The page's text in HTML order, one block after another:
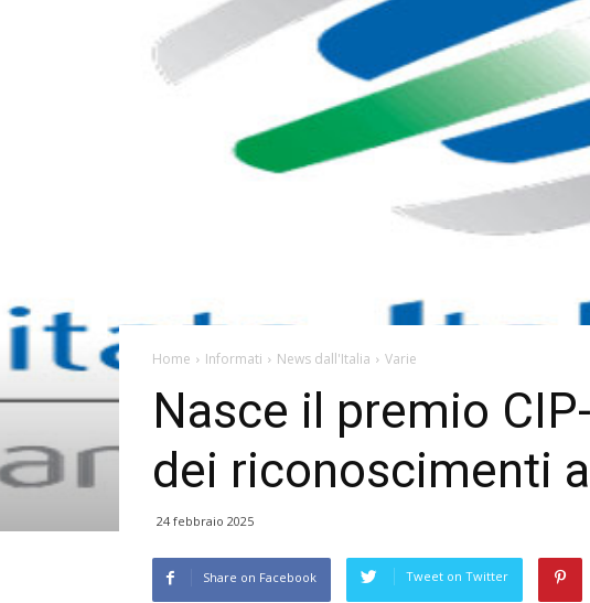
Home Informati News dall'Italia Varie
Nasce il premio
dei riconoscimenti
24 febbraio 2025
Share on Facebook Tweet on Twitter